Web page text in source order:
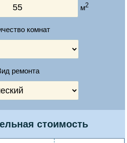
м2
комнат
ремонта
стоимость